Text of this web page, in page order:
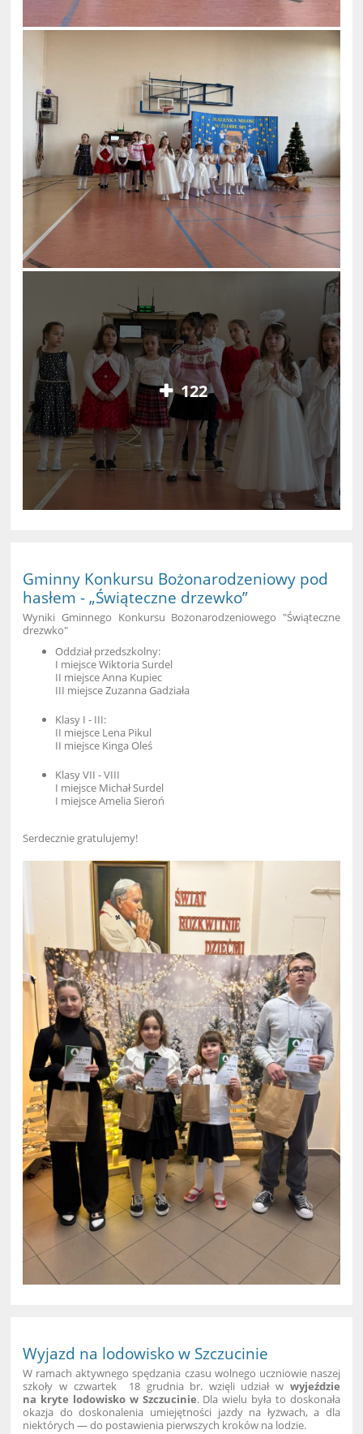
122
Gminny Konkursu Bożonarodzeniowy pod
hasłem - „Świąteczne drzewko”
Wyniki Gminnego Konkursu Bożonarodzeniowego "Świąteczne
drezwko"
Oddział przedszkolny:
I miejsce Wiktoria Surdel
II miejsce Anna Kupiec
III miejsce Zuzanna Gadziała
Klasy I - III:
II miejsce Lena Pikul
II miejsce Kinga Oleś
Klasy VII - VIII
I miejsce Michał Surdel
I miejsce Amelia Sieroń
Serdecznie gratulujemy!
Wyjazd na lodowisko w Szczucinie
W ramach aktywnego spędzania czasu wolnego uczniowie naszej
szkoły w czwartek 18 grudnia br. wzięli udział w wyjeździe
na kryte lodowisko w Szczucinie. Dla wielu była to doskonała
okazja do doskonalenia umiejętności jazdy na łyżwach, a dla
niektórych — do postawienia pierwszych kroków na lodzie.